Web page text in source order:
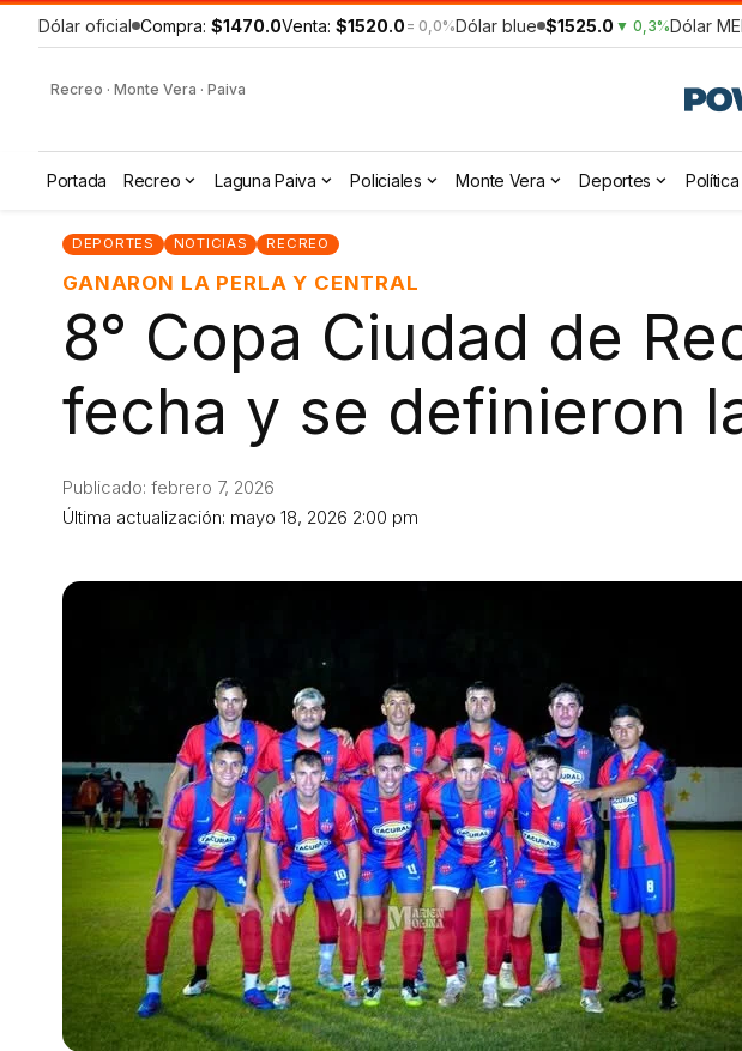
Dólar oficial Compra: $1470.0Venta: $1520.0 = 0,0%Dólar blue $1525.0 ▼ 0,3%Dólar
Recreo · Monte Vera · Paiva
Portada Recreo Laguna Paiva Policiales Monte Vera Deportes Política
DEPORTES NOTICIAS RECREO
GANARON LA PERLA Y CENTRAL
8° Copa Ciudad de
fecha y se definieron
Última actualización: mayo 18, 2026 2:00 pm
Publicado: febrero 7, 2026